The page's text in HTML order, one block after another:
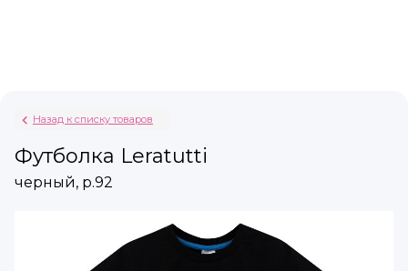
Назад к списку товаров
Футболка Leratutti
черный, р.92